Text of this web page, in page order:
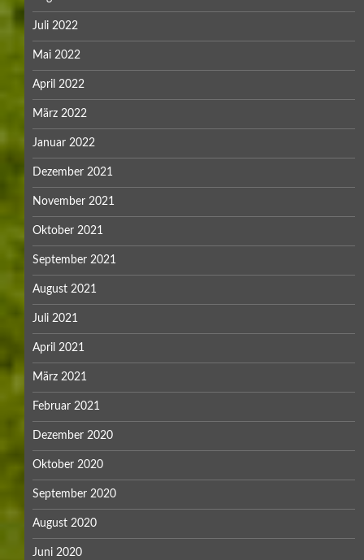
Juli 2022
Mai 2022
April 2022
März 2022
Januar 2022
Dezember 2021
November 2021
Oktober 2021
September 2021
August 2021
Juli 2021
April 2021
März 2021
Februar 2021
Dezember 2020
Oktober 2020
September 2020
August 2020
Juni 2020